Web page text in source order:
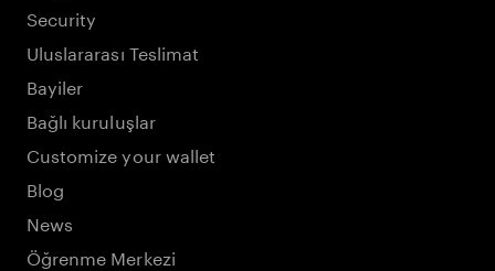
Security
Uluslararası Teslimat
Bayiler
Bağlı kuruluşlar
Customize your wallet
Blog
News
Öğrenme Merkezi